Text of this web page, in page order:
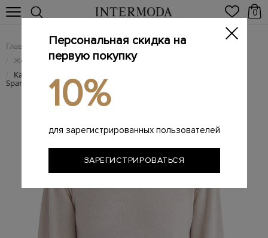
0
Главная Женщинам / Женская одежда
/ Женский трикотаж
/ Кашемировый джемпер с круглым воротом и украшением
Sparkling Stitch
Персональная скидка на
первую покупку
10%
для зарегистрированных пользователей
ЗАРЕГИСТРИРОВАТЬСЯ